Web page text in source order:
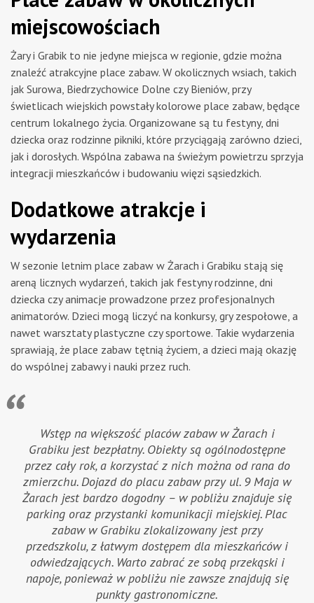
miejscowościach
Żary i Grabik to nie jedyne miejsca w regionie, gdzie można
znaleźć atrakcyjne place zabaw. W okolicznych wsiach, takich
jak Surowa, Biedrzychowice Dolne czy Bieniów, przy
świetlicach wiejskich powstały kolorowe place zabaw, będące
centrum lokalnego życia. Organizowane są tu festyny, dni
dziecka oraz rodzinne pikniki, które przyciągają zarówno dzieci,
jak i dorosłych. Wspólna zabawa na świeżym powietrzu sprzyja
integracji mieszkańców i budowaniu więzi sąsiedzkich.
Dodatkowe atrakcje i
wydarzenia
W sezonie letnim place zabaw w Żarach i Grabiku stają się
areną licznych wydarzeń, takich jak festyny rodzinne, dni
dziecka czy animacje prowadzone przez profesjonalnych
animatorów. Dzieci mogą liczyć na konkursy, gry zespołowe, a
nawet warsztaty plastyczne czy sportowe. Takie wydarzenia
sprawiają, że place zabaw tętnią życiem, a dzieci mają okazję
do wspólnej zabawy i nauki przez ruch.
Wstęp na większość placów zabaw w Żarach i
Grabiku jest bezpłatny. Obiekty są ogólnodostępne
przez cały rok, a korzystać z nich można od rana do
zmierzchu. Dojazd do placu zabaw przy ul. 9 Maja w
Żarach jest bardzo dogodny – w pobliżu znajduje się
parking oraz przystanki komunikacji miejskiej. Plac
zabaw w Grabiku zlokalizowany jest przy
przedszkolu, z łatwym dostępem dla mieszkańców i
odwiedzających. Warto zabrać ze sobą przekąski i
napoje, ponieważ w pobliżu nie zawsze znajdują się
punkty gastronomiczne.